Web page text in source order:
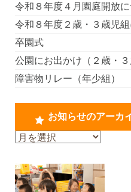
令和８年度４月園庭開放に
令和８年度２歳・３歳児
卒園式
公園にお出かけ（２歳・３
障害物リレー（年少組）
お知らせのアーカ
お
ら
せ